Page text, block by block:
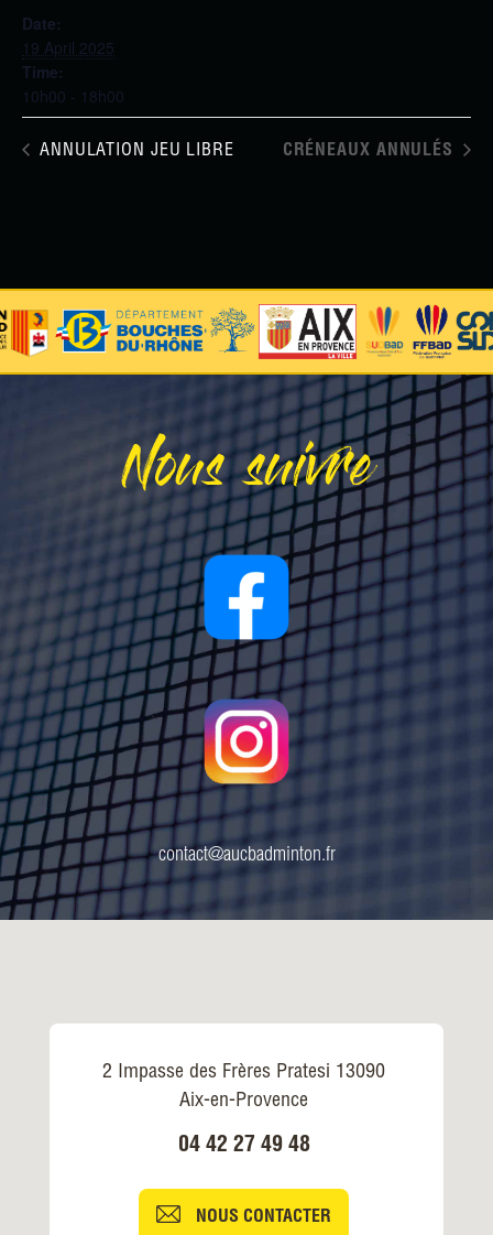
Date:
19 April 2025
Time:
10h00 - 18h00
ANNULATION JEU LIBRE CRÉNEAUX ANNULÉS
Nous suivre
contact@aucbadminton.fr
2 Impasse des Frères Pratesi 13090
Aix-en-Provence
04 42 27 49 48
NOUS CONTACTER